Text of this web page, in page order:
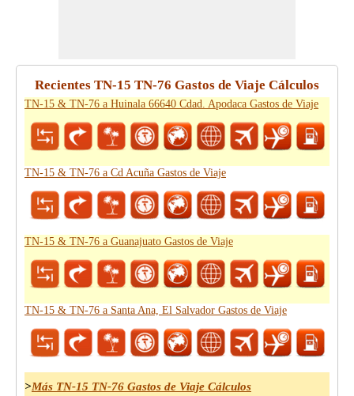
Recientes TN-15 TN-76 Gastos de Viaje Cálculos
TN-15 & TN-76 a Huinala 66640 Cdad. Apodaca Gastos de Viaje
TN-15 & TN-76 a Cd Acuña Gastos de Viaje
TN-15 & TN-76 a Guanajuato Gastos de Viaje
TN-15 & TN-76 a Santa Ana, El Salvador Gastos de Viaje
>Más TN-15 TN-76 Gastos de Viaje Cálculos